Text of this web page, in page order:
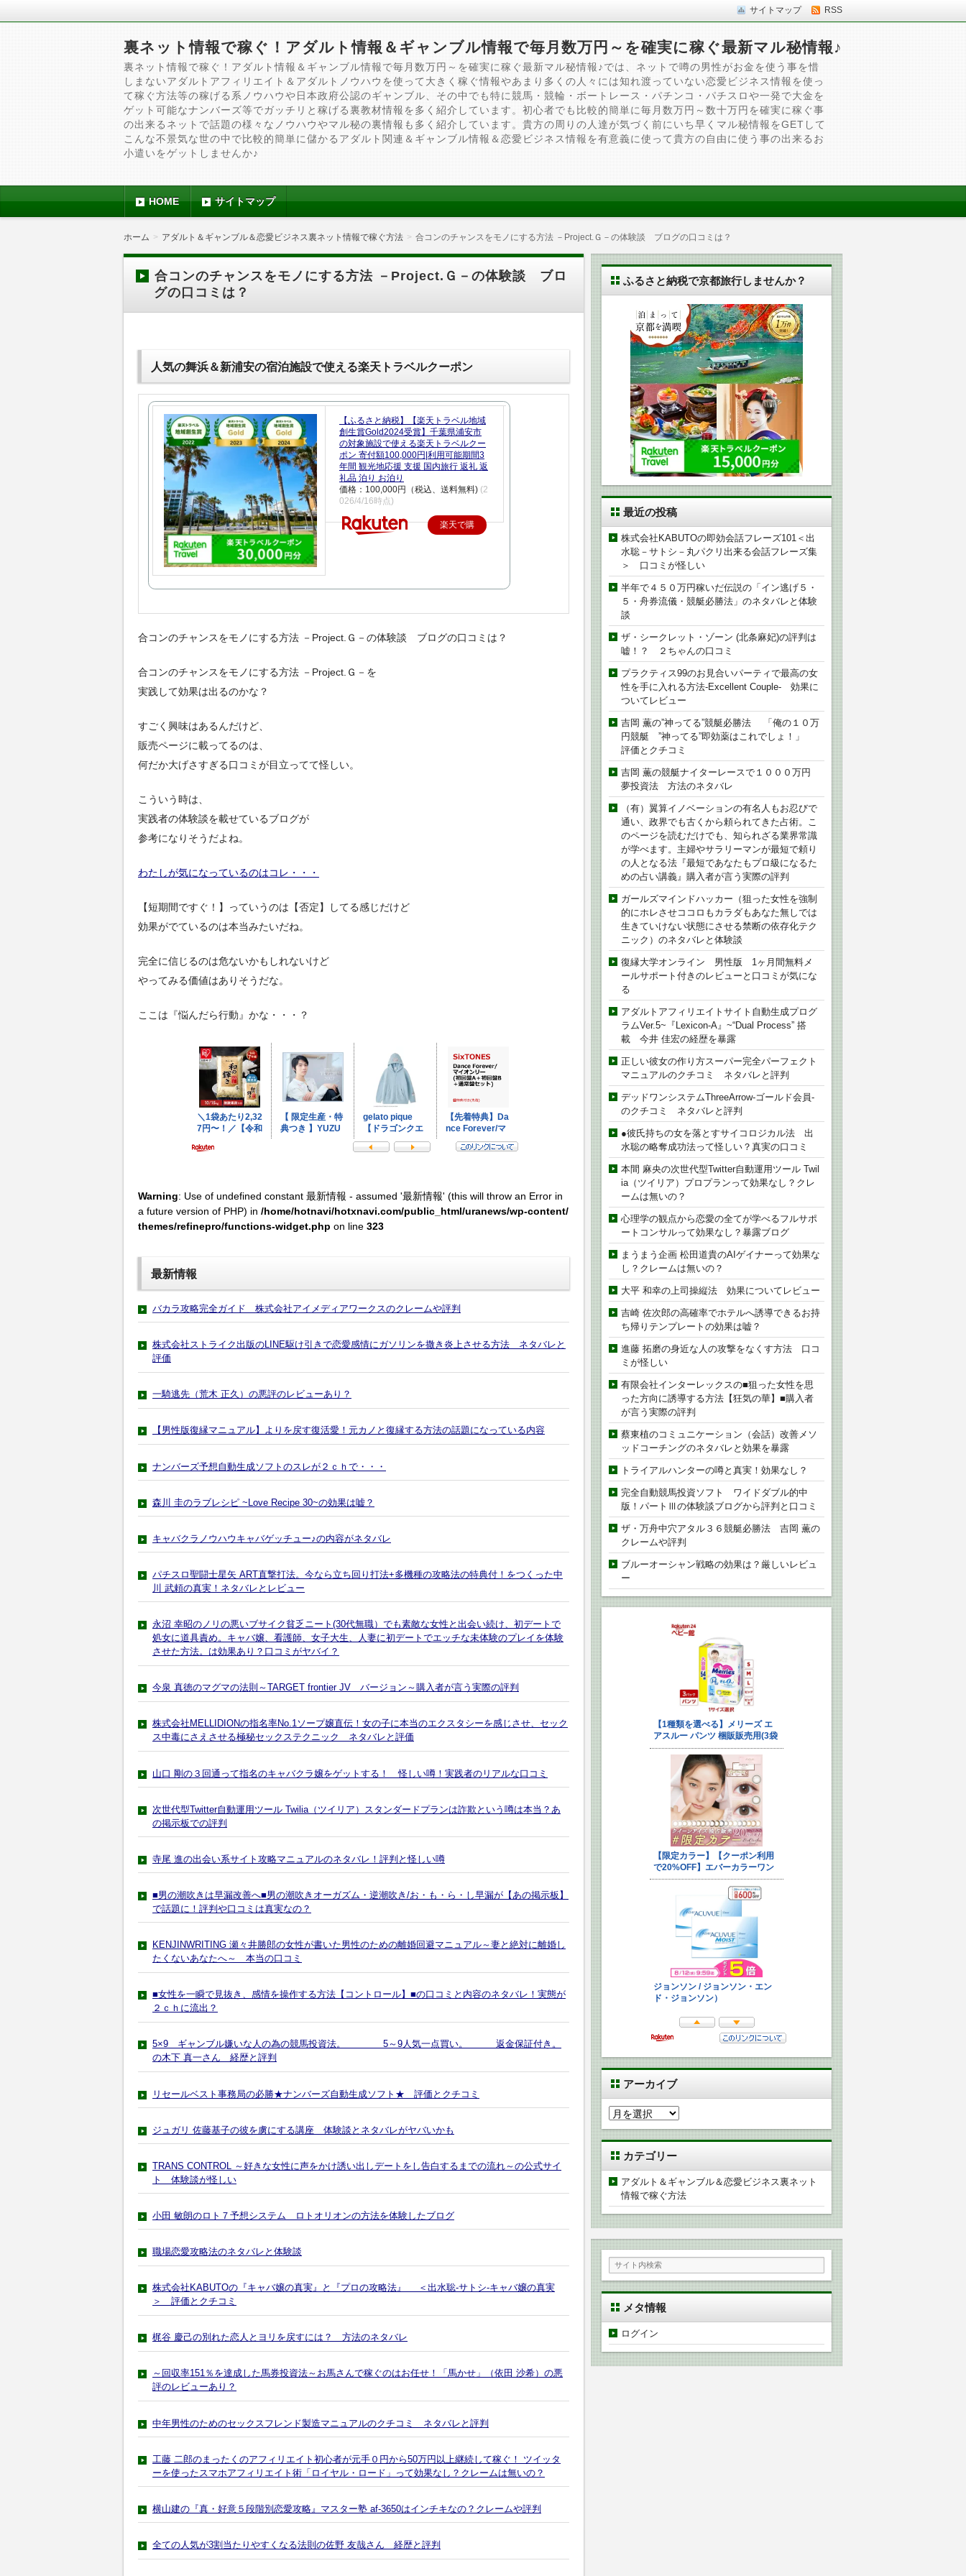
サイトマップ RSS
裏ネット情報で稼ぐ！アダルト情報＆ギャンブル情報で毎月数万円～を確実に稼ぐ最新マル秘情報♪
裏ネット情報で稼ぐ！アダルト情報＆ギャンブル情報で毎月数万円～を確実に稼ぐ最新マル秘情報♪では、ネットで噂の男性がお金を使う事を惜
しまないアダルトアフィリエイト＆アダルトノウハウを使って大きく稼ぐ情報やあまり多くの人々には知れ渡っていない恋愛ビジネス情報を使っ
て稼ぐ方法等の稼げる系ノウハウや日本政府公認のギャンブル、その中でも特に競馬・競輪・ボートレース・パチンコ・パチスロや一発で大金を
ゲット可能なナンバーズ等でガッチリと稼げる裏教材情報を多く紹介しています。初心者でも比較的簡単に毎月数万円～数十万円を確実に稼ぐ事
の出来るネットで話題の様々なノウハウやマル秘の裏情報も多く紹介しています。貴方の周りの人達が気づく前にいち早くマル秘情報をGETして
こんな不景気な世の中で比較的簡単に儲かるアダルト関連＆ギャンブル情報＆恋愛ビジネス情報を有意義に使って貴方の自由に使う事の出来るお
小遣いをゲットしませんか♪
HOME サイトマップ
ホーム アダルト＆ギャンブル＆恋愛ビジネス裏ネット情報で稼ぐ方法 合コンのチャンスをモノにする方法 －Project.Ｇ－の体験談 ブログの口コミは？
合コンのチャンスをモノにする方法 －Project.Ｇ－の体験談 ブロ
グの口コミは？
人気の舞浜＆新浦安の宿泊施設で使える楽天トラベルクーポン
【ふるさと納税】【楽天トラベル地域
創生賞Gold2024受賞】千葉県浦安市
の対象施設で使える楽天トラベルクー
ポン 寄付額100,000円|利用可能期間3
年間 観光地応援 支援 国内旅行 返礼 返
礼品 泊り お泊り
価格：100,000円（税込、送料無料) (2
026/4/16時点)
楽天で購
合コンのチャンスをモノにする方法 －Project.Ｇ－の体験談 ブログの口コミは？
合コンのチャンスをモノにする方法 －Project.Ｇ－を
実践して効果は出るのかな？
すごく興味はあるんだけど、
販売ページに載ってるのは、
何だか大げさすぎる口コミが目立ってて怪しい。
こういう時は、
実践者の体験談を載せているブログが
参考になりそうだよね。
わたしが気になっているのはコレ・・・
【短期間ですぐ！】っていうのは【否定】してる感じだけど
効果がでているのは本当みたいだね。
完全に信じるのは危ないかもしれないけど
やってみる価値はありそうだな。
ここは『悩んだら行動』かな・・・？
Warning: Use of undefined constant 最新情報 - assumed '最新情報' (this will throw an Error in
a future version of PHP) in /home/hotnavi/hotxnavi.com/public_html/uranews/wp-content/
themes/refinepro/functions-widget.php on line 323
最新情報
バカラ攻略完全ガイド 株式会社アイメディアワークスのクレームや評判
株式会社ストライク出版のLINE駆け引きで恋愛感情にガソリンを撒き炎上させる方法 ネタバレと
評価
一騎逃先（荒木 正久）の悪評のレビューあり？
【男性版復縁マニュアル】よりを戻す復活愛！元カノと復縁する方法の話題になっている内容
ナンバーズ予想自動生成ソフトのスレが２ｃｈで・・・
森川 圭のラブレシピ ~Love Recipe 30~の効果は嘘？
キャバクラノウハウキャバゲッチュー♪の内容がネタバレ
パチスロ聖闘士星矢 ART直撃打法。今なら立ち回り打法+多機種の攻略法の特典付！をつくった中
川 武頼の真実！ネタバレとレビュー
永沼 幸昭のノリの悪いブサイク貧乏ニート(30代無職）でも素敵な女性と出会い続け、初デートで
処女に道具責め。キャバ嬢、看護師、女子大生、人妻に初デートでエッチな未体験のプレイを体験
させた方法。は効果あり？口コミがヤバイ？
今泉 真徳のマグマの法則～TARGET frontier JV バージョン～購入者が言う実際の評判
株式会社MELLIDIONの指名率No.1ソープ嬢直伝！女の子に本当のエクスタシーを感じさせ、セック
ス中毒にさえさせる極秘セックステクニック ネタバレと評価
山口 剛の３回通って指名のキャバクラ嬢をゲットする！ 怪しい噂！実践者のリアルな口コミ
次世代型Twitter自動運用ツール Twilia（ツイリア）スタンダードプランは詐欺という噂は本当？あ
の掲示板での評判
寺尾 進の出会い系サイト攻略マニュアルのネタバレ！評判と怪しい噂
■男の潮吹きは早漏改善へ■男の潮吹きオーガズム・逆潮吹き/お・も・ら・し早漏が【あの掲示板】
で話題に！評判や口コミは真実なの？
KENJINWRITING 瀬々井勝郎の女性が書いた男性のための離婚回避マニュアル～妻と絶対に離婚し
たくないあなたへ～ 本当の口コミ
■女性を一瞬で見抜き、感情を操作する方法【コントロール】■の口コミと内容のネタバレ！実態が
２ｃｈに流出？
5×9 ギャンブル嫌いな人の為の競馬投資法。 5～9人気一点買い。 返金保証付き。
の木下 真一さん 経歴と評判
リセールベスト事務局の必勝★ナンバーズ自動生成ソフト★ 評価とクチコミ
ジュガリ 佐藤基子の彼を虜にする講座 体験談とネタバレがヤバいかも
TRANS CONTROL ～好きな女性に声をかけ誘い出しデートをし告白するまでの流れ～の公式サイ
ト 体験談が怪しい
小田 敏朗のロト７予想システム ロトオリオンの方法を体験したブログ
職場恋愛攻略法のネタバレと体験談
株式会社KABUTOの『キャバ嬢の真実』と『プロの攻略法』 ＜出水聡‐サトシ-キャバ嬢の真実
＞ 評価とクチコミ
梶谷 慶己の別れた恋人とヨリを戻すには？ 方法のネタバレ
～回収率151％を達成した馬券投資法～お馬さんで稼ぐのはお任せ！「馬かせ」（依田 沙希）の悪
評のレビューあり？
中年男性のためのセックスフレンド製造マニュアルのクチコミ ネタバレと評判
工藤 二郎のまったくのアフィリエイト初心者が元手０円から50万円以上継続して稼ぐ！ ツイッタ
ーを使ったスマホアフィリエイト術「ロイヤル・ロード」って効果なし？クレームは無いの？
横山建の『真・好意５段階別恋愛攻略』マスター塾 af-3650はインチキなの？クレームや評判
全ての人気が3割当たりやすくなる法則の佐野 友哉さん 経歴と評判
ふるさと納税で京都旅行しませんか？
最近の投稿
株式会社KABUTOの即効会話フレーズ101＜出
水聡－サトシ－丸パクリ出来る会話フレーズ集
＞ 口コミが怪しい
半年で４５０万円稼いだ伝説の「イン逃げ５・
５・舟券流儀・競艇必勝法」のネタバレと体験
談
ザ・シークレット・ゾーン (北条麻妃)の評判は
嘘！？ ２ちゃんの口コミ
プラクティス99のお見合いパーティで最高の女
性を手に入れる方法-Excellent Couple- 効果に
ついてレビュー
吉岡 薫の”神ってる”競艇必勝法 「俺の１０万
円競艇 ”神ってる”即効薬はこれでしょ！」
評価とクチコミ
吉岡 薫の競艇ナイターレースで１０００万円
夢投資法 方法のネタバレ
（有）翼算イノベーションの有名人もお忍びで
通い、政界でも古くから頼られてきた占術。こ
のページを読むだけでも、知られざる業界常識
が学べます。主婦やサラリーマンが最短で頼り
の人となる法『最短であなたもプロ級になるた
めの占い講義』購入者が言う実際の評判
ガールズマインドハッカー（狙った女性を強制
的にホレさせココロもカラダもあなた無しでは
生きていけない状態にさせる禁断の依存化テク
ニック）のネタバレと体験談
復縁大学オンライン 男性版 1ヶ月間無料メ
ールサポート付きのレビューと口コミが気にな
る
アダルトアフィリエイトサイト自動生成プログ
ラムVer.5~『Lexicon-A』~“Dual Process” 搭
載 今井 佳宏の経歴を暴露
正しい彼女の作り方スーパー完全パーフェクト
マニュアルのクチコミ ネタバレと評判
デッドワンシステムThreeArrow-ゴールド会員-
のクチコミ ネタバレと評判
●彼氏持ちの女を落とすサイコロジカル法 出
水聡の略奪成功法って怪しい？真実の口コミ
本間 麻央の次世代型Twitter自動運用ツール Twil
ia（ツイリア）プロプランって効果なし？クレ
ームは無いの？
心理学の観点から恋愛の全てが学べるフルサポ
ートコンサルって効果なし？暴露ブログ
まうまう企画 松田道貴のAIゲイナーって効果な
し？クレームは無いの？
大平 和幸の上司操縦法 効果についてレビュー
吉崎 佐次郎の高確率でホテルへ誘導できるお持
ち帰りテンプレートの効果は嘘？
進藤 拓磨の身近な人の攻撃をなくす方法 口コ
ミが怪しい
有限会社インターレックスの■狙った女性を思
った方向に誘導する方法【狂気の華】■購入者
が言う実際の評判
蔡東植のコミュニケーション（会話）改善メソ
ッドコーチングのネタバレと効果を暴露
トライアルハンターの噂と真実！効果なし？
完全自動競馬投資ソフト ワイドダブル的中
版！パートⅢの体験談ブログから評判と口コミ
ザ・万舟中穴アタル３６競艇必勝法 吉岡 薫の
クレームや評判
ブルーオーシャン戦略の効果は？厳しいレビュ
ー
アーカイブ
ア
ー
カ
イ
ブ
カテゴリー
アダルト＆ギャンブル＆恋愛ビジネス裏ネット
情報で稼ぐ方法
メタ情報
ログイン